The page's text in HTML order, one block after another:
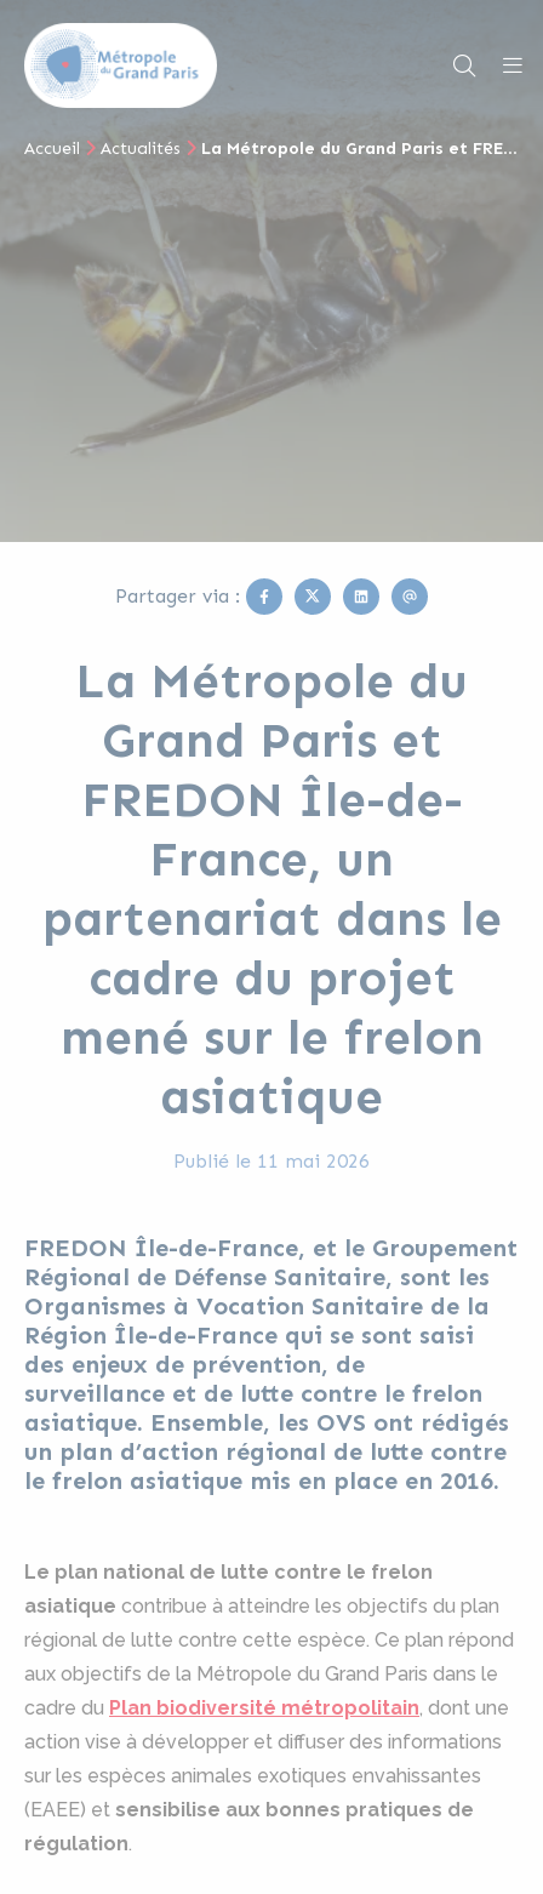
Accueil Actualités La Métropole du Grand Paris et FREDON Île-de-France, un partenariat dans le cadre du projet mené sur le frelon asiatique
Partager via : Facebook
TwitterLinkedinEmail
La Métropole du
Grand Paris et
FREDON Île-de-
France, un
partenariat dans le
cadre du projet
mené sur le frelon
asiatique
Publié le 11 mai 2026
FREDON Île-de-France, et le Groupement
Régional de Défense Sanitaire, sont les
Organismes à Vocation Sanitaire de la
Région Île-de-France qui se sont saisi
des enjeux de prévention, de
surveillance et de lutte contre le frelon
asiatique. Ensemble, les OVS ont rédigés
un plan d’action régional de lutte contre
le frelon asiatique mis en place en 2016.
Le plan national de lutte contre le frelon
asiatique contribue à atteindre les objectifs du plan
régional de lutte contre cette espèce. Ce plan répond
aux objectifs de la Métropole du Grand Paris dans le
cadre du Plan biodiversité métropolitain, dont une
action vise à développer et diffuser des informations
sur les espèces animales exotiques envahissantes
(EAEE) et sensibilise aux bonnes pratiques de
régulation.